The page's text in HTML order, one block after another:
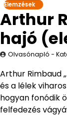
Elemzések
Arthur
hajó
Olvasónapló -
Arthur Rimbaud
és a lélek
hogyan fonódik
felfedezés